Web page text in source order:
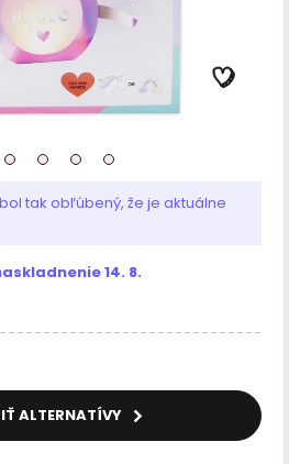
tak obľúbený, že je aktuálne
14. 8.
ALTERNATÍVY